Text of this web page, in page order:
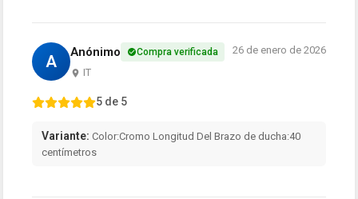
A Anónimo Compra verificada
IT
26 de enero de 2026
5 de 5
Variante: Color:Cromo Longitud Del Brazo de ducha:40
centímetros